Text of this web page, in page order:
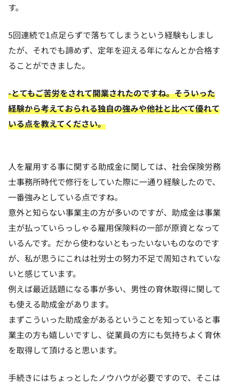
す。
5回連続で1点足らずで落ちてしまうという経験もしまし
たが、それでも諦めず、定年を迎える年になんとか合格す
ることができました。
-とてもご苦労をされて開業されたのですね。そういった
経験から考えておられる独自の強みや他社と比べて優れて
いる点を教えてください。
人を雇用する事に関する助成金に関しては、社会保険労務
士事務所時代で修行をしていた際に一通り経験したので、
一番強みとしている点ですね。
意外と知らない事業主の方が多いのですが、助成金は事業
主が払っていらっしゃる雇用保険料の一部が原資となって
いるんです。だから使わないともったいないものなのです
が、私が思うにこれは社労士の努力不足で周知されていな
いと感じています。
例えば最近話題になる事が多い、男性の育休取得に関して
も使える助成金があります。
まずこういった助成金があるということを知っていると事
業主の方も嬉しいですし、従業員の方にも気持ちよく育休
を取得して頂けると思います。
手続きにはちょっとしたノウハウが必要ですので、そこは